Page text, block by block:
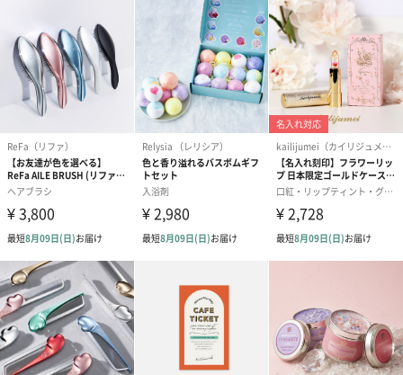
ドライフラワー・プリザーブドフラワー
自然のお花で作ったドライフラワー・プリザーブドフラワーを同
梱します。
一部花材が写真と異なる場合がございます。予めご了承くださ
い。パッケージに入れてお届けします。
プリザーブドフラワー
ブーケ（ピンク）
（2,580円）
プリザーブドフラワー
ブーケ（ブルー）
（2,580円）
アミュレット
ク）（1,500円